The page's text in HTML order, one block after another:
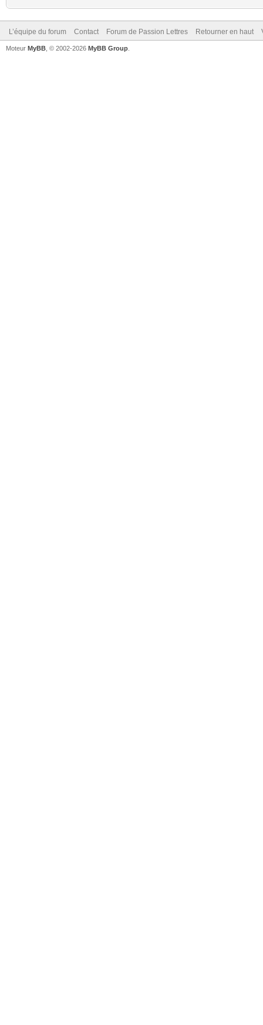
L’équipe du forum Contact Forum de Passion Lettres Retourner en haut
Moteur MyBB , © 2002-2026 MyBB Group